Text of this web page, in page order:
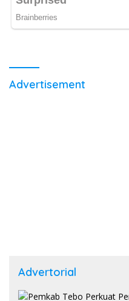
Advertisement
Advertorial